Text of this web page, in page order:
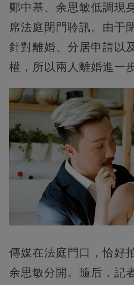
鄭中基、余思敏低調現
席法庭閉門聆訊。由于
針對離婚、分居申請以
權，所以兩人離婚進一
傳媒在法庭門口，恰好
余思敏分開。隨后，記